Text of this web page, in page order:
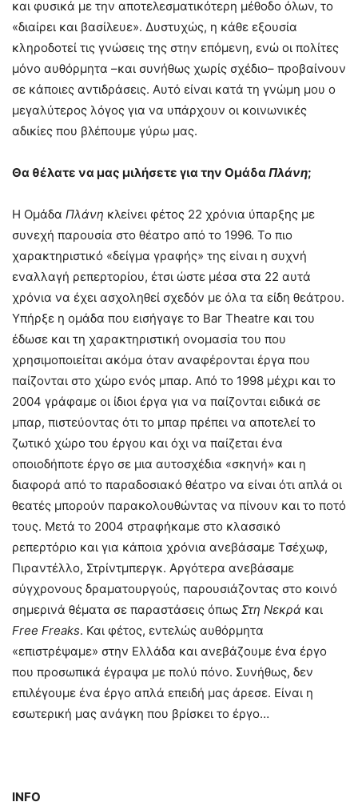
και φυσικά με την αποτελεσματικότερη μέθοδο όλων, το
«διαίρει και βασίλευε». Δυστυχώς, η κάθε εξουσία
κληροδοτεί τις γνώσεις της στην επόμενη, ενώ οι πολίτες
μόνο αυθόρμητα –και συνήθως χωρίς σχέδιο– προβαίνουν
σε κάποιες αντιδράσεις. Αυτό είναι κατά τη γνώμη μου ο
μεγαλύτερος λόγος για να υπάρχουν οι κοινωνικές
αδικίες που βλέπουμε γύρω μας.
Θα θέλατε να μας μιλήσετε για την Ομάδα Πλάνη;
Η Ομάδα Πλάνη κλείνει φέτος 22 χρόνια ύπαρξης με
συνεχή παρουσία στο θέατρο από το 1996. Το πιο
χαρακτηριστικό «δείγμα γραφής» της είναι η συχνή
εναλλαγή ρεπερτορίου, έτσι ώστε μέσα στα 22 αυτά
χρόνια να έχει ασχοληθεί σχεδόν με όλα τα είδη θεάτρου.
Υπήρξε η ομάδα που εισήγαγε το Bar Theatre και του
έδωσε και τη χαρακτηριστική ονομασία του που
χρησιμοποιείται ακόμα όταν αναφέρονται έργα που
παίζονται στο χώρο ενός μπαρ. Από το 1998 μέχρι και το
2004 γράφαμε οι ίδιοι έργα για να παίζονται ειδικά σε
μπαρ, πιστεύοντας ότι το μπαρ πρέπει να αποτελεί το
ζωτικό χώρο του έργου και όχι να παίζεται ένα
οποιοδήποτε έργο σε μια αυτοσχέδια «σκηνή» και η
διαφορά από το παραδοσιακό θέατρο να είναι ότι απλά οι
θεατές μπορούν παρακολουθώντας να πίνουν και το ποτό
τους. Μετά το 2004 στραφήκαμε στο κλασσικό
ρεπερτόριο και για κάποια χρόνια ανεβάσαμε Τσέχωφ,
Πιραντέλλο, Στρίντμπεργκ. Αργότερα ανεβάσαμε
σύγχρονους δραματουργούς, παρουσιάζοντας στο κοινό
σημερινά θέματα σε παραστάσεις όπως Στη Νεκρά και
Free Freaks. Και φέτος, εντελώς αυθόρμητα
«επιστρέψαμε» στην Ελλάδα και ανεβάζουμε ένα έργο
που προσωπικά έγραψα με πολύ πόνο. Συνήθως, δεν
επιλέγουμε ένα έργο απλά επειδή μας άρεσε. Είναι η
εσωτερική μας ανάγκη που βρίσκει το έργο…
INFO